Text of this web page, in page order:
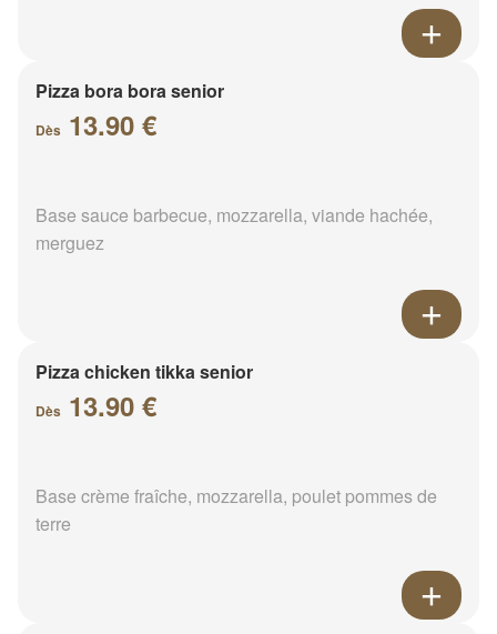
Pizza bora bora senior
Dès 13.90 €
Base sauce barbecue, mozzarella, viande hachée,
merguez
Pizza chicken tikka senior
Dès 13.90 €
Base crème fraîche, mozzarella, poulet pommes de
terre